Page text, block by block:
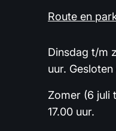
Route en
Dinsdag t/m
uur.
Zomer (6 juli
17.00 uur.